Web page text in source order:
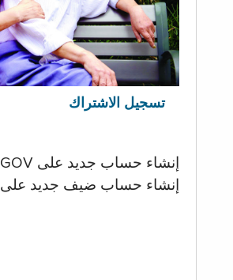
تسجيل الاشتراك
إنشاء حساب جديد على NY.GOV
إنشاء حساب ضيف جديد على SNAP